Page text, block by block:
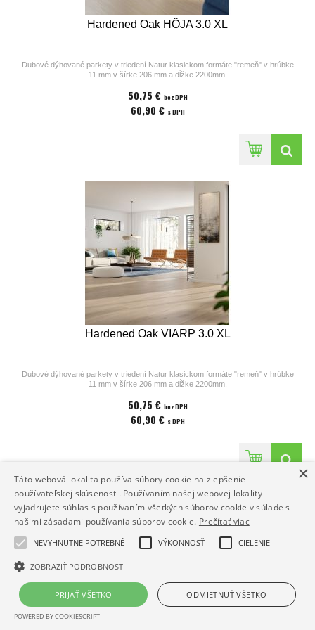
Hardened Oak HÖJA 3.0 XL
Dubové dýhované parkety v triedení Natur klasickom formáte "remeň" v hrúbke
11 mm v šírke 206 mm a dĺžke 2200mm.
úprava parkiet pozostáva z laku v odtieni
Misty White, ostrých hrán a kartáčovaného povrchu. Cena za 1m2
50,75 € bez DPH
60,90 € s DPH
Hardened Oak VIARP 3.0 XL
Dubové dýhované parkety v triedení Natur klasickom formáte "remeň" v hrúbke
11 mm v šírke 206 mm a dĺžke 2200mm.
úprava parkiet pozostáva z laku v odtieni
Powder White, ostrých hrán a kartáčovaného povrchu. Cena za 1m2
50,75 € bez DPH
60,90 € s DPH
×
Táto webová lokalita používa súbory cookie na zlepšenie
používateľskej skúsenosti. Používaním našej webovej lokality
vyjadrujete súhlas s používaním všetkých súborov cookie v súlade s
našimi zásadami používania súborov cookie. Prečítať viac
NEVYHNUTNE POTREBNÉ VÝKONNOSŤ CIELENIE
ZOBRAZIŤ PODROBNOSTI
PRIJAŤ VŠETKO ODMIETNUŤ VŠETKO
POWERED BY COOKIESCRIPT